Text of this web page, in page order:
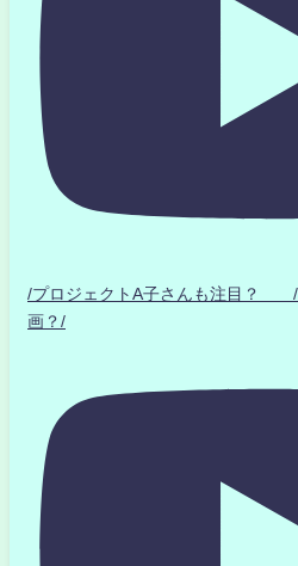
/プロジェクトA子さんも注目？ /
画？/